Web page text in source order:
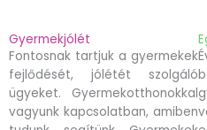
Gyermekjólét
Fontosnak tartjuk a gyermekek
fejlődését, jólétét szolgáló
ügyeket. Gyermekotthonokkal
vagyunk kapcsolatban, amiben